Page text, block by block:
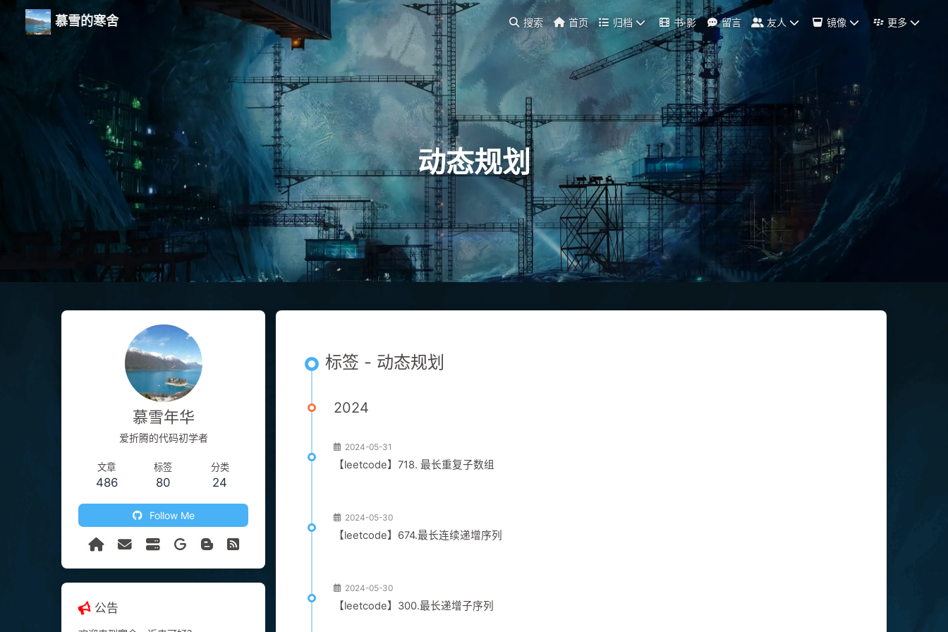
慕雪的寒舍 搜索 首页 归档 书·影 留言 友人 镜像 更多
动态规划
标签 - 动态规划
2024
2024-05-31
【leetcode】718. 最长重复子数组
2024-05-30
【leetcode】674.最长连续递增序列
2024-05-30
【leetcode】300.最长递增子序列
慕雪年华
爱折腾的代码初学者
文章
486
标签
80
分类
24
Follow Me
公告